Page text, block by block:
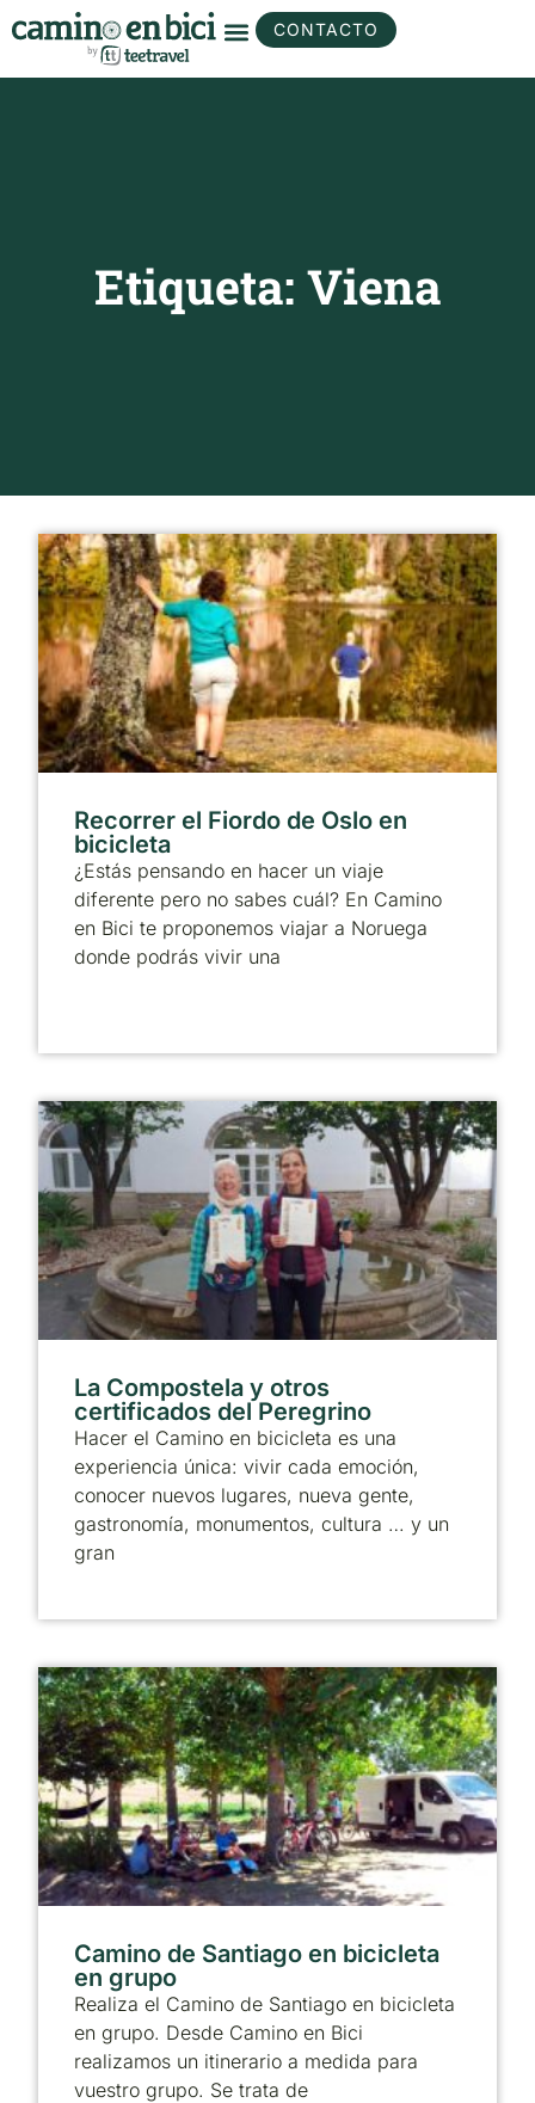
CONTACTO
Etiqueta: Viena
Recorrer el Fiordo de Oslo en
bicicleta
¿Estás pensando en hacer un viaje
diferente pero no sabes cuál? En Camino
en Bici te proponemos viajar a Noruega
donde podrás vivir una
La Compostela y otros
certificados del Peregrino
Hacer el Camino en bicicleta es una
experiencia única: vivir cada emoción,
conocer nuevos lugares, nueva gente,
gastronomía, monumentos, cultura … y un
gran
Camino de Santiago en bicicleta
en grupo
Realiza el Camino de Santiago en bicicleta
en grupo. Desde Camino en Bici
realizamos un itinerario a medida para
vuestro grupo. Se trata de